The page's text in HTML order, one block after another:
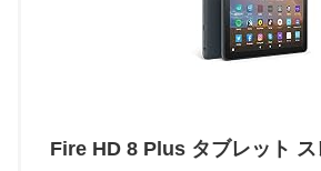
Fire HD 8 Plus タブレット